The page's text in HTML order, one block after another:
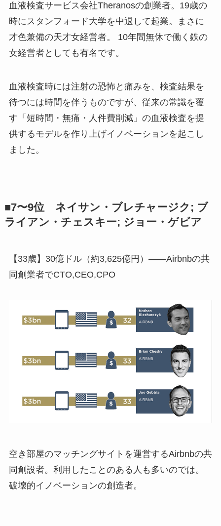
血液検査サービス会社Theranosの創業者。19歳の
時にスタンフォード大学を中退して起業。まさに
才色兼備の天才女経営者。 10年間無休で働く鉄の
女経営者としても有名です。
血液検査時には注射の恐怖と痛みを、検査結果を
待つには時間を伴うものですが、従来の常識を覆
す「短時間・無痛・人件費削減」の血液検査を提
供するモデルを作り上げイノベーションを起こし
ました。
■7〜9位 ネイサン・ブレチャージク; ブ
ライアン・チェスキー; ジョー・ゲビア
【33歳】30億ドル（約3,625億円）――Airbnbの共
同創業者でCTO,CEO,CPO
空き部屋のマッチングサイトを運営するAirbnbの共
同創設者。利用したことのある人も多いのでは。
破壊的イノベーションの創造者。